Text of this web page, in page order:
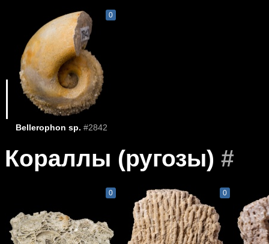
0
Bellerophon sp. #2842
Кораллы (ругозы) #
0 0